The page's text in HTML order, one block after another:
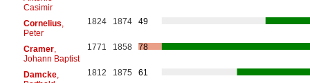
Casimir
Cornelius
Peter
1824 1874 49
Cramer,
Johann Baptist
1771 1858 78
Damcke,
1812 1875 61